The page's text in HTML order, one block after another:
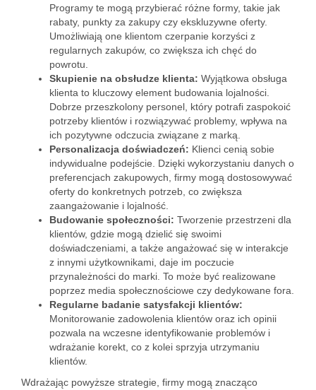
Programy te mogą przybierać różne formy, takie jak
rabaty, punkty za zakupy czy ekskluzywne oferty.
Umożliwiają one klientom czerpanie korzyści z
regularnych zakupów, co zwiększa ich chęć do
powrotu.
Skupienie na obsłudze klienta: Wyjątkowa obsługa
klienta to kluczowy element budowania lojalności.
Dobrze przeszkolony personel, który potrafi zaspokoić
potrzeby klientów i rozwiązywać problemy, wpływa na
ich pozytywne odczucia związane z marką.
Personalizacja doświadczeń: Klienci cenią sobie
indywidualne podejście. Dzięki wykorzystaniu danych o
preferencjach zakupowych, firmy mogą dostosowywać
oferty do konkretnych potrzeb, co zwiększa
zaangażowanie i lojalność.
Budowanie społeczności: Tworzenie przestrzeni dla
klientów, gdzie mogą dzielić się swoimi
doświadczeniami, a także angażować się w interakcje
z innymi użytkownikami, daje im poczucie
przynależności do marki. To może być realizowane
poprzez media społecznościowe czy dedykowane fora.
Regularne badanie satysfakcji klientów:
Monitorowanie zadowolenia klientów oraz ich opinii
pozwala na wczesne identyfikowanie problemów i
wdrażanie korekt, co z kolei sprzyja utrzymaniu
klientów.
Wdrażając powyższe strategie, firmy mogą znacząco